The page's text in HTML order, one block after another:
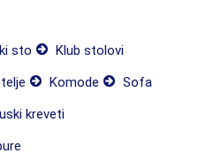
sto
Klub stolovi
Komode
Sofa
kreveti